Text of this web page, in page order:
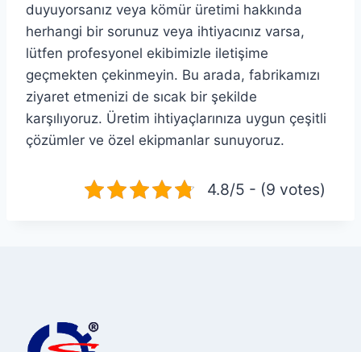
duyuyorsanız veya kömür üretimi hakkında
herhangi bir sorunuz veya ihtiyacınız varsa,
lütfen profesyonel ekibimizle iletişime
geçmekten çekinmeyin. Bu arada, fabrikamızı
ziyaret etmenizi de sıcak bir şekilde
karşılıyoruz. Üretim ihtiyaçlarınıza uygun çeşitli
çözümler ve özel ekipmanlar sunuyoruz.
4.8/5 - (9 votes)